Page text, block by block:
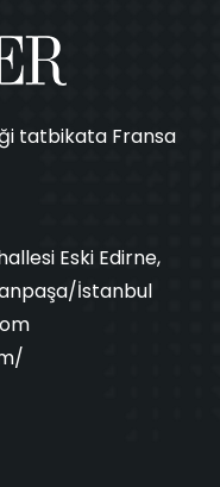
tatbikata Fransa
Eski Edirne,
İstanbul